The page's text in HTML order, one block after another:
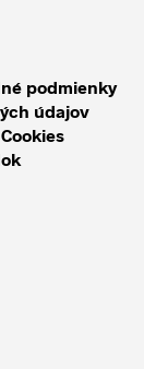
podmienky
údajov